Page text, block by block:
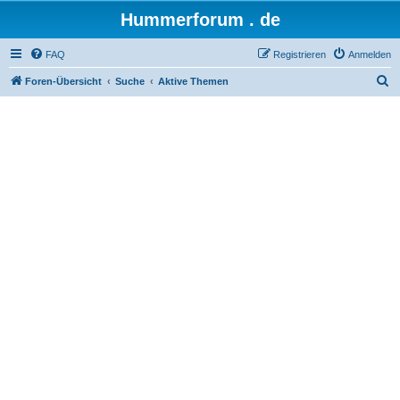
Hummerforum . de
FAQ Anmelden
Registrieren
Foren-Übersicht Suche Aktive Themen